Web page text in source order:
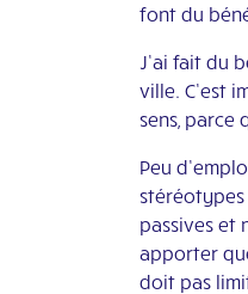
font du
J’ai fait du
ville. C’est
sens, parce
Peu
stéréotypes
passives et
apporter
doit pas